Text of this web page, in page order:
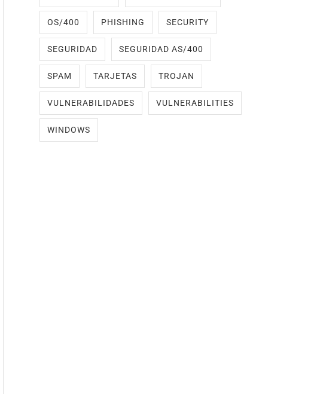
OS/400 PHISHING SECURITY
SEGURIDAD SEGURIDAD AS/400
SPAM TARJETAS TROJAN
VULNERABILIDADES VULNERABILITIES
WINDOWS